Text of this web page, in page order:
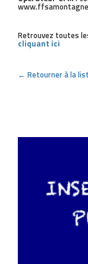
Retrouvez toutes
cliquant ici
← Retourner à la